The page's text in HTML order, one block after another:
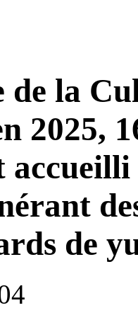
de la
2025,
de